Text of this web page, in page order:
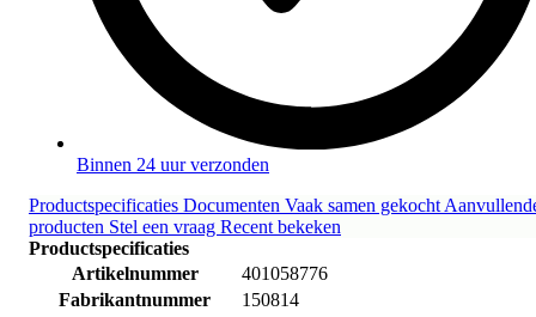
Binnen 24 uur verzonden
Productspecificaties Documenten Vaak samen gekocht
producten Stel een vraag Recent bekeken
Productspecificaties
Artikelnummer
401058776
Fabrikantnummer
150814